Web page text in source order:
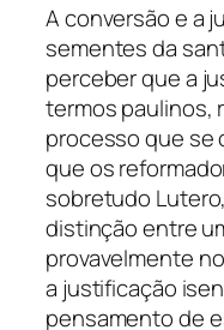
A conversão e a
sementes da
perceber que a
termos paulinos,
processo que se
que os
sobretudo
distinção entre
provavelmente
a justificação
pensamento de